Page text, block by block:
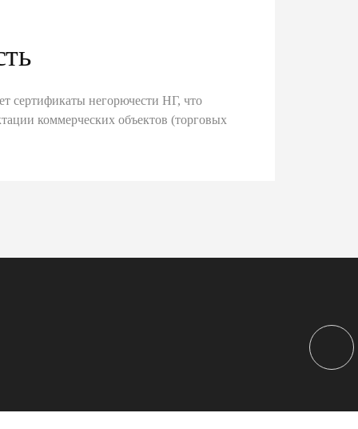
сертификаты негорючести НГ, что
коммерческих объектов (торговых